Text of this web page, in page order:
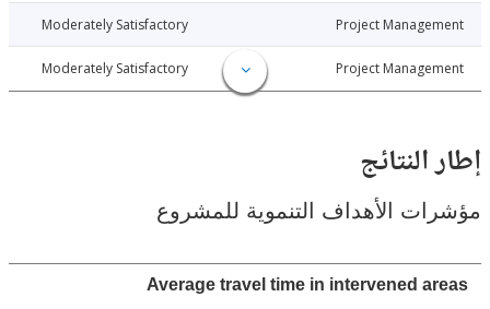
Project
Moderately Satisfactory
06-17
Project
Moderately Satisfactory
06-17
الأهداف التنموية للمشروع
Average travel time in intervened